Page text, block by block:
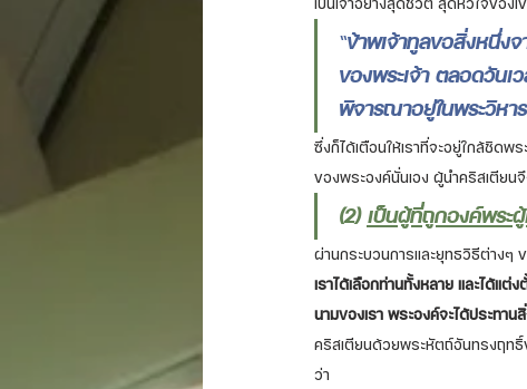
“ข้าพเจ้าทูลขอสิ่งหนึ่งจ
ของพระเจ้า ตลอดวันเ
พิจารณาอยู่ในพระวิหา
ซึ่งก็ได้เตือนให้เราที่จะอยู่ใกล้ชิดพ
ของพระองค์นั่นเอง ผู้นำคริสเตียน
(2) เป็นผู้ที่ถูกองค์พระผู้
ผ่านกระบวนการและยุทธวิธีต่างๆ
เราได้เลือกท่านทั้งหลาย และได้แต่
นามของเรา พระองค์จะได้ประทาน
คริสเตียนด้วยพระหัตถ์อันทรงฤทธิ์
ว่า